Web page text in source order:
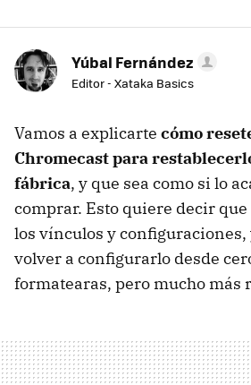
Yúbal Fernández
Editor - Xataka Basics
Vamos a explicarte cómo
Chromecast para
fábrica, y que sea como si lo
comprar. Esto quiere decir
los vínculos y configuraciones,
volver a configurarlo desde
formatearas, pero mucho más